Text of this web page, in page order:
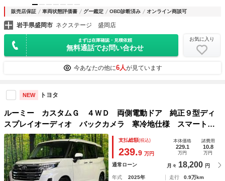
販売店保証 車両状態評価書 グー鑑定 OBD診断済み オンライン商談可
岩手県盛岡市 ネクステージ 盛岡店
まずは在庫確認・見積依頼
無料通話でお問い合わせ
お気に入り
今あなたの他に6人が見ています
NEW トヨタ
ルーミー カスタムＧ ４ＷＤ 両側電動ドア 純正９型ディ
スプレイオーディオ バックカメラ 寒冷地仕様 スマートア
シスト アダプティブクルーズ 禁煙車 コーナーセンサー
スマートキー ＬＥＤヘッド 純正１４インチＡＷ
支払総額(税込)
239.9 万円
本体価格
229.1
万円
諸費用
10.8
万円
通常ローン 月々 18,200 円
年式 2025年 走行
0.9万km